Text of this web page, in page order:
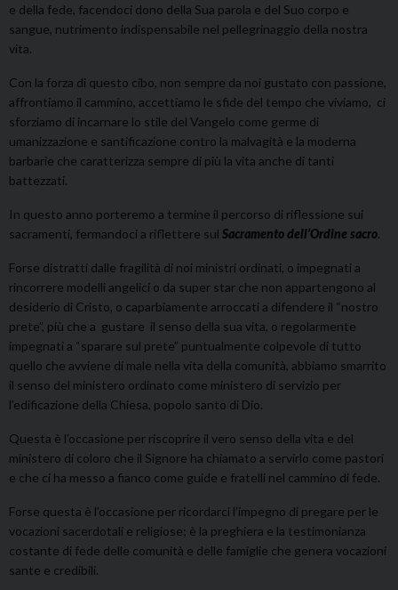
e della fede, facendoci dono della Sua parola e del Suo corpo e
sangue, nutrimento indispensabile nel pellegrinaggio della nostra
vita.
Con la forza di questo cibo, non sempre da noi gustato con passione,
affrontiamo il cammino, accettiamo le sfide del tempo che viviamo, ci
sforziamo di incarnare lo stile del Vangelo come germe di
umanizzazione e santificazione contro la malvagità e la moderna
barbarie che caratterizza sempre di più la vita anche di tanti
battezzati.
In questo anno porteremo a termine il percorso di riflessione sui
sacramenti, fermandoci a riflettere sul Sacramento dell’Ordine sacro.
Forse distratti dalle fragilità di noi ministri ordinati, o impegnati a
rincorrere modelli angelici o da super star che non appartengono al
desiderio di Cristo, o caparbiamente arroccati a difendere il “nostro
prete”, più che a gustare il senso della sua vita, o regolarmente
impegnati a “sparare sul prete” puntualmente colpevole di tutto
quello che avviene di male nella vita della comunità, abbiamo smarrito
il senso del ministero ordinato come ministero di servizio per
l’edificazione della Chiesa, popolo santo di Dio.
Questa è l’occasione per riscoprire il vero senso della vita e del
ministero di coloro che il Signore ha chiamato a servirlo come pastori
e che ci ha messo a fianco come guide e fratelli nel cammino di fede.
Forse questa è l’occasione per ricordarci l’impegno di pregare per le
vocazioni sacerdotali e religiose; è la preghiera e la testimonianza
costante di fede delle comunità e delle famiglie che genera vocazioni
sante e credibili.